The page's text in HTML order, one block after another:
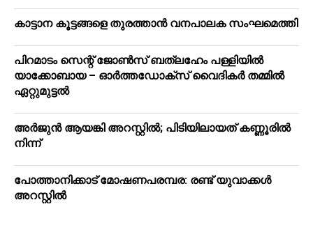
കാട്ടാന കൂട്ടങ്ങളെ തുരത്താന്‍ വനപാലക സംഘമെത്തി
പിറമാടം സെന്റ് ജോണ്‍സ് ബത്ലഹേം പള്ളിയില്‍
യാക്കോബായ – ഓര്‍ത്തഡോക്‌സ് വൈദികര്‍ തമ്മില്‍
ഏറ്റുമുട്ടല്‍
അർജുൻ ആയങ്കി അറസ്റ്റിൽ; പിടിയിലായത് കണ്ണൂരിൽ
നിന്ന്
പോത്താനിക്കാട് മോഷണപരമ്പര: രണ്ട് യുവാക്കൾ
അറസ്റ്റിൽ